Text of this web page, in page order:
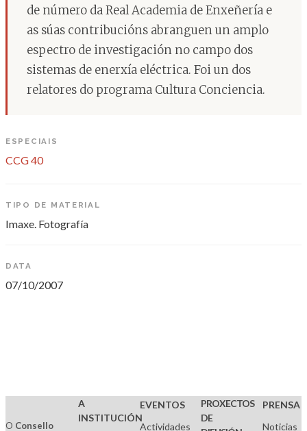
de número da Real Academia de Enxeñería e
as súas contribucións abranguen un amplo
espectro de investigación no campo dos
sistemas de enerxía eléctrica. Foi un dos
relatores do programa Cultura Conciencia.
ESPECIAIS
CCG 40
TIPO DE MATERIAL
Imaxe. Fotografía
DATA
07/10/2007
O Consello
A
INSTITUCIÓN
EVENTOS
Actividades
PROXECTOS
DE
PRENSA
Noticias